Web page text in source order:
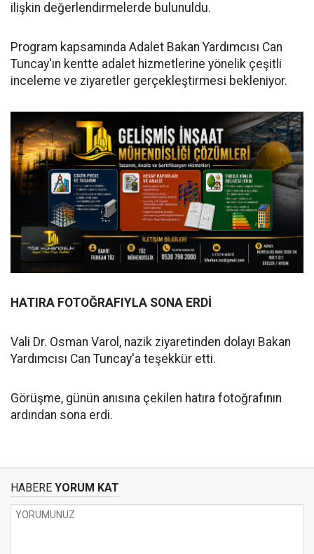
ilişkin değerlendirmelerde bulunuldu.
Program kapsamında Adalet Bakan Yardımcısı Can
Tuncay'ın kentte adalet hizmetlerine yönelik çeşitli
inceleme ve ziyaretler gerçekleştirmesi bekleniyor.
HATIRA FOTOĞRAFIYLA SONA ERDİ
Vali Dr. Osman Varol, nazik ziyaretinden dolayı Bakan
Yardımcısı Can Tuncay'a teşekkür etti.
Görüşme, günün anısına çekilen hatıra fotoğrafının
ardından sona erdi.
HABERE YORUM KAT